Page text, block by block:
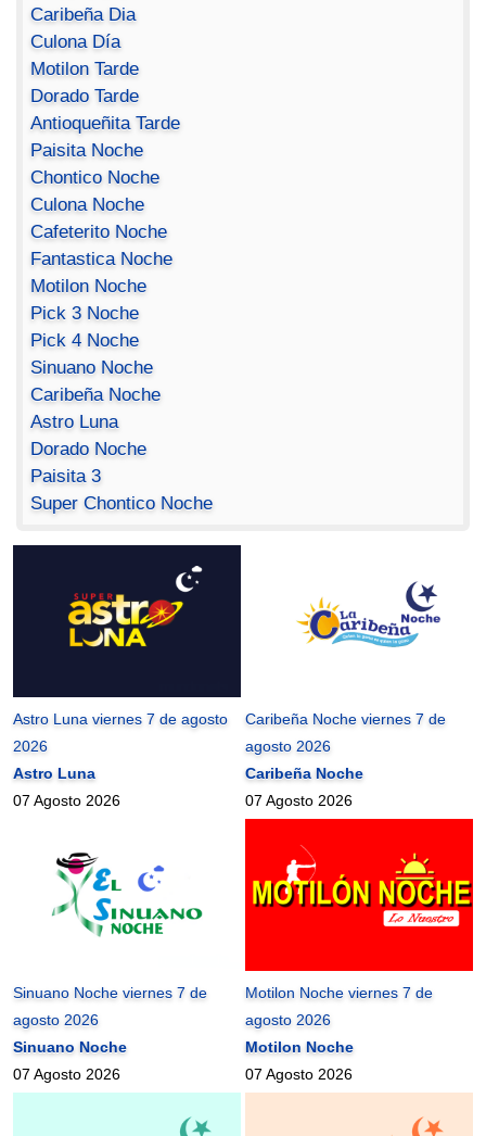
Caribeña Dia
Culona Día
Motilon Tarde
Dorado Tarde
Antioqueñita Tarde
Paisita Noche
Chontico Noche
Culona Noche
Cafeterito Noche
Fantastica Noche
Motilon Noche
Pick 3 Noche
Pick 4 Noche
Sinuano Noche
Caribeña Noche
Astro Luna
Dorado Noche
Paisita 3
Super Chontico Noche
Astro Luna viernes 7 de agosto
2026
Astro Luna
07 Agosto 2026
Caribeña Noche viernes 7 de
agosto 2026
Caribeña Noche
07 Agosto 2026
Sinuano Noche viernes 7 de
agosto 2026
Sinuano Noche
07 Agosto 2026
Motilon Noche viernes 7 de
agosto 2026
Motilon Noche
07 Agosto 2026